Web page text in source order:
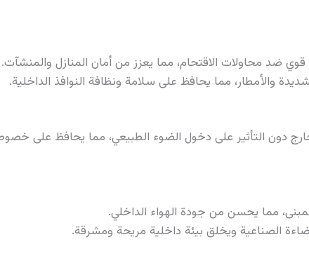
ضد محاولات الاقتحام، مما يعزز من أمان المنازل والمنشآت.
والأمطار، مما يحافظ على سلامة ونظافة النوافذ الداخلية.
دون التأثير على دخول الضوء الطبيعي، مما يحافظ على
مما يحسن من جودة الهواء الداخلي.
الصناعية ويخلق بيئة داخلية مريحة ومشرقة.